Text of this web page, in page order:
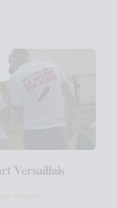
Versaillais
de course